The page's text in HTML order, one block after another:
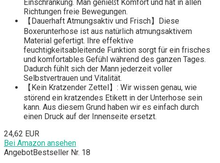
Einschränkung. Man genießt Komfort und hat in allen
Richtungen freie Bewegungen.
【Dauerhaft Atmungsaktiv und Frisch】Diese
Boxerunterhose ist aus natürlich atmungsaktivem
Material gefertigt. Ihre effektive
feuchtigkeitsableitende Funktion sorgt für ein frisches
und komfortables Gefühl während des ganzen Tages.
Dadurch fühlt sich der Mann jederzeit voller
Selbstvertrauen und Vitalität.
【Kein Kratzender Zettel】: Wir wissen genau, wie
störend ein kratzendes Etikett in der Unterhose sein
kann. Aus diesem Grund haben wir es einfach durch
einen Druck auf der Innenseite ersetzt.
24,62 EUR
Bei Amazon ansehen
AngebotBestseller Nr. 18